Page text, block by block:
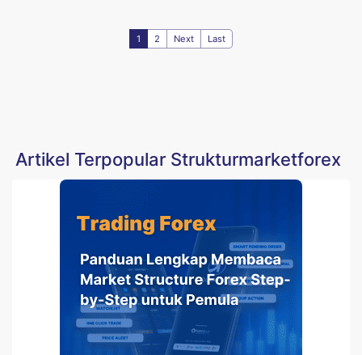
1 2 Next Last
Artikel Terpopular Strukturmarketforex